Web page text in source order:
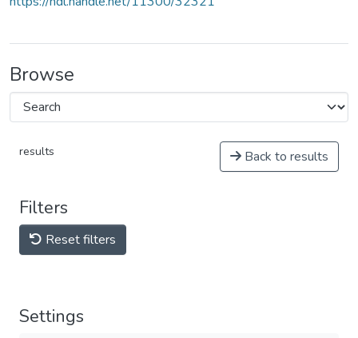
Browse
results Back to results
Filters
Reset filters
Settings